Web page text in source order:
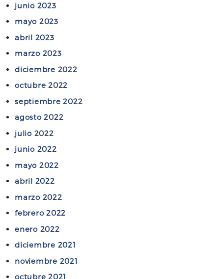
junio 2023
mayo 2023
abril 2023
marzo 2023
diciembre 2022
octubre 2022
septiembre 2022
agosto 2022
julio 2022
junio 2022
mayo 2022
abril 2022
marzo 2022
febrero 2022
enero 2022
diciembre 2021
noviembre 2021
octubre 2021